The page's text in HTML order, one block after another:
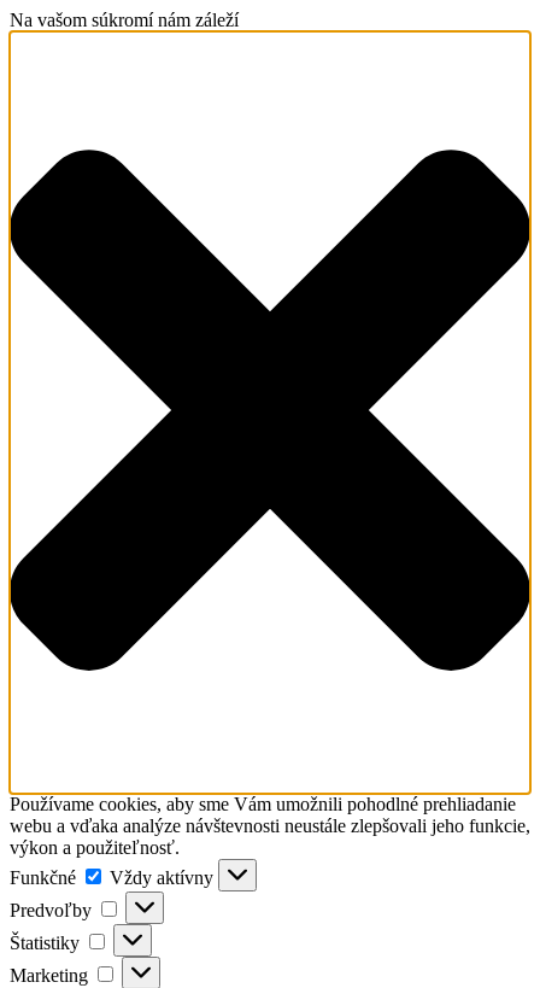
Na vašom súkromí nám záleží
Používame cookies, aby sme Vám umožnili pohodlné prehliadanie
webu a vďaka analýze návštevnosti neustále zlepšovali jeho funkcie,
výkon a použiteľnosť.
Funkčné
Funkčné
Vždy aktívny
Predvoľby
Predvoľby
Štatistiky Štatistiky
Marketing Marketing